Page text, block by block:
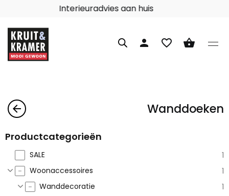
Interieuradvies aan huis
person favorite_border shopping_basket
arrow_back Wanddoeken
Productcategorieën
SALE
1
Woonaccessoires
1
Wanddecoratie
1